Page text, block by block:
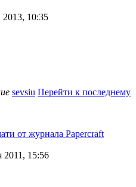
2013, 10:35
sevsiu Перейти к последнему
от журнала Papercraft
2011, 15:56